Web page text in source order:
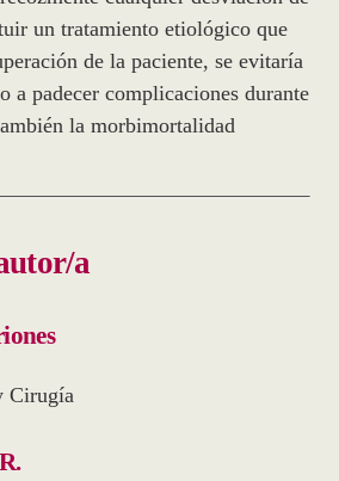
un tratamiento etiológico que
de la paciente, se evitaría
a padecer complicaciones durante
la morbimortalidad
a
Cirugía